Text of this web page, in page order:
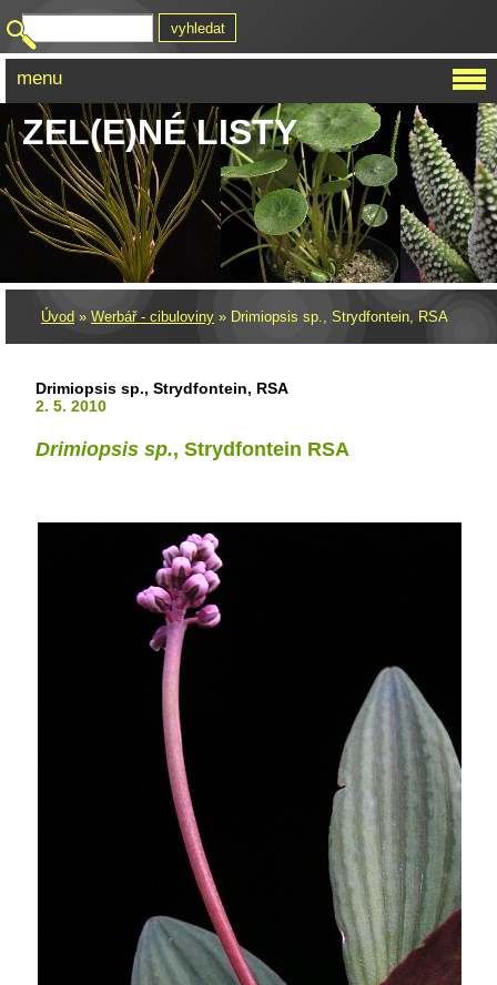
ZEL(E)NÉ LISTY
Úvod » Werbář - cibuloviny » Drimiopsis sp., Strydfontein, RSA
Drimiopsis sp., Strydfontein, RSA
2. 5. 2010
Drimiopsis sp., Strydfontein RSA
menu